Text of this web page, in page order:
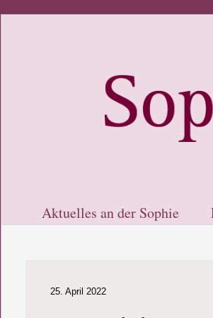
Aktuelles an der Sophie
25. April 2022